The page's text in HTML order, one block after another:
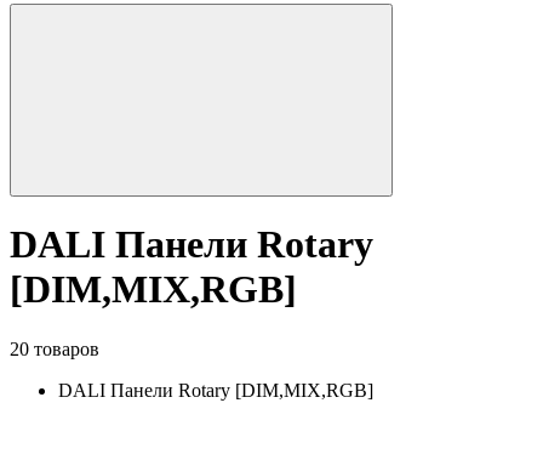
DALI Панели Rotary
[DIM,MIX,RGB]
20 товаров
DALI Панели Rotary [DIM,MIX,RGB]